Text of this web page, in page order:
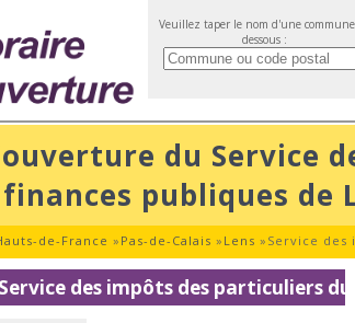
Veuillez taper le nom d'une
dessous :
du Service
publiques de
de-France » Pas-de-Calais » Lens » Service des
des impôts des particuliers